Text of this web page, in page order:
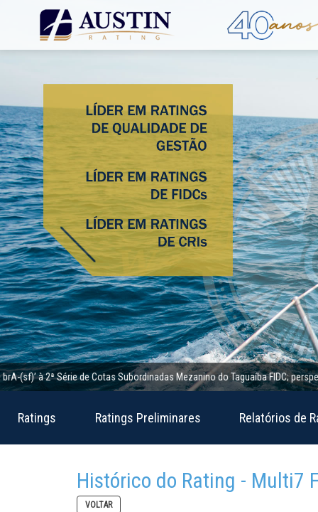
2ª Série de Cotas Subordinadas Mezanino do Taguaíba FIDC; perspectiva
Ratings Ratings Preliminares Relatórios de
Histórico do Rating - Multi7
VOLTAR